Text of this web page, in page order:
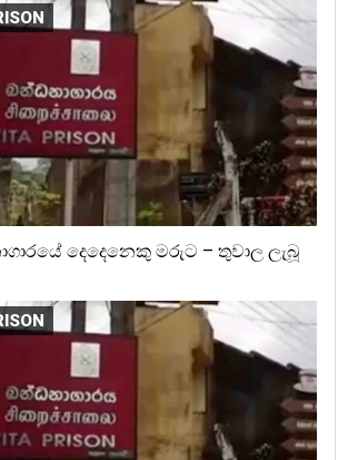
දෙදෙනෙකු මරුට – තුවාල ලැබූ